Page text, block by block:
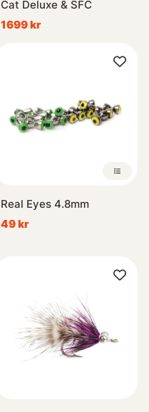
Cat Deluxe & SFC
1699 kr
Real Eyes 4.8mm
49 kr